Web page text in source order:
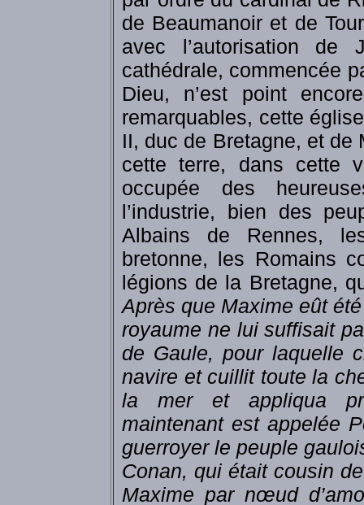
de Beaumanoir et de
avec l’autorisation
cathédrale, commencée
Dieu, n’est point
remarquables, cette
II, duc de Bretagne, et de
cette terre, dans cette
occupée des
l’industrie, bien des
Albains de Rennes,
bretonne, les Romains
légions de la Bretagne,
Après que Maxime eût
royaume ne lui suffisait
de Gaule, pour laquelle
navire et cuillit toute la
la mer et appliqua
maintenant est appelée
guerroyer le peuple
Conan, qui était cousin
Maxime par nœud